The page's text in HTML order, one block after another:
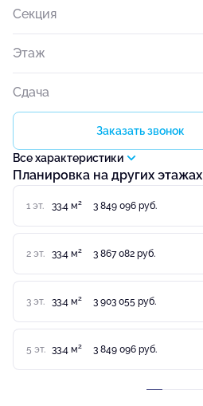
Секция
Этаж
Сдача
Заказать звонок
Все характеристики
Планировка на других этажах
1 эт. 33.4 м2 3 849 096 руб.
2 эт. 33.4 м2 3 867 082 руб.
3 эт. 33.4 м2 3 903 055 руб.
5 эт. 33.4 м2 3 849 096 руб.